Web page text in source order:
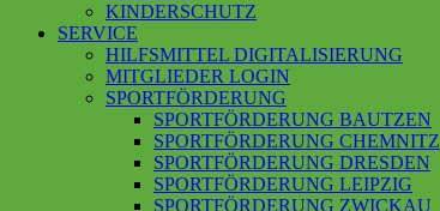
KINDERSCHUTZ
SERVICE
HILFSMITTEL DIGITALISIERUNG
MITGLIEDER LOGIN
SPORTFÖRDERUNG
SPORTFÖRDERUNG BAUTZEN
SPORTFÖRDERUNG CHEMNITZ
SPORTFÖRDERUNG DRESDEN
SPORTFÖRDERUNG LEIPZIG
SPORTFÖRDERUNG ZWICKAU